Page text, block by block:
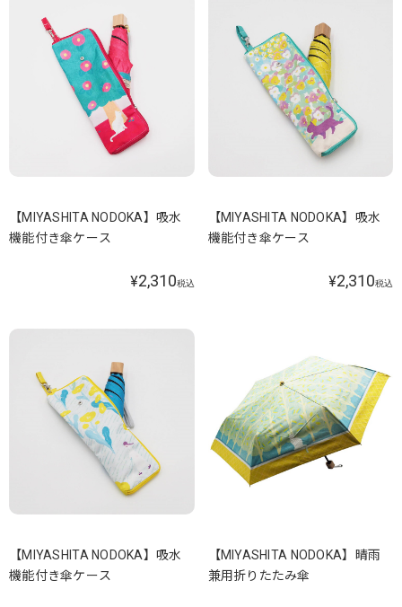
【MIYASHITA NODOKA】吸水
機能付き傘ケース
¥2,310税込
【MIYASHITA NODOKA】吸水
機能付き傘ケース
¥2,310税込
【MIYASHITA NODOKA】吸水
機能付き傘ケース
【MIYASHITA NODOKA】晴雨
兼用折りたたみ傘